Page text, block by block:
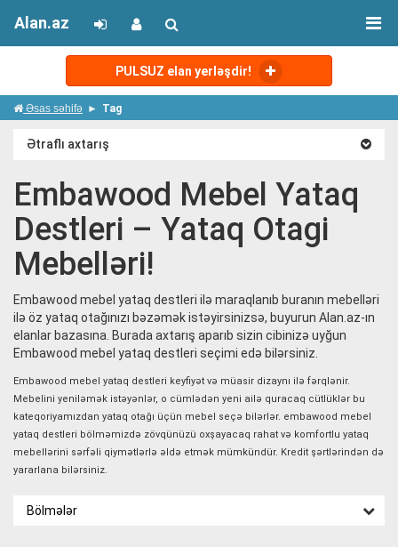
PULSUZ elan yerləşdir!
Alan.az
Əsas səhifə Tag
Ətraflı axtarış
Embawood Mebel Yataq
Destleri – Yataq Otagi
Mebelləri!
Embawood mebel yataq destleri ilə maraqlanıb buranın mebelləri
ilə öz yataq otağınızı bəzəmək istəyirsinizsə, buyurun Alan.az-ın
elanlar bazasına. Burada axtarış aparıb sizin cibinizə uyğun
Embawood mebel yataq destleri seçimi edə bilərsiniz.
Embawood mebel yataq destleri keyfiyət və müasir dizaynı ilə fərqlənir.
Mebelini yeniləmək istəyənlər, o cümlədən yeni ailə quracaq cütlüklər bu
kateqoriyamızdan yataq otağı üçün mebel seçə bilərlər. embawood mebel
yataq destleri bölməmizdə zövqünüzü oxşayacaq rahat və komfortlu yataq
mebellərini sərfəli qiymətlərlə əldə etmək mümkündür. Kredit şərtlərindən də
yararlana bilərsiniz.
Bölmələr